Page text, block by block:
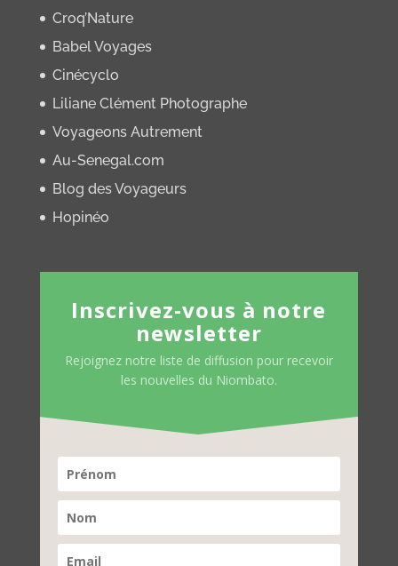
Croq’Nature
Babel Voyages
Cinécyclo
Liliane Clément Photographe
Voyageons Autrement
Au-Senegal.com
Blog des Voyageurs
Hopinéo
Inscrivez-vous à notre
newsletter
Rejoignez notre liste de diffusion pour recevoir
les nouvelles du Niombato.